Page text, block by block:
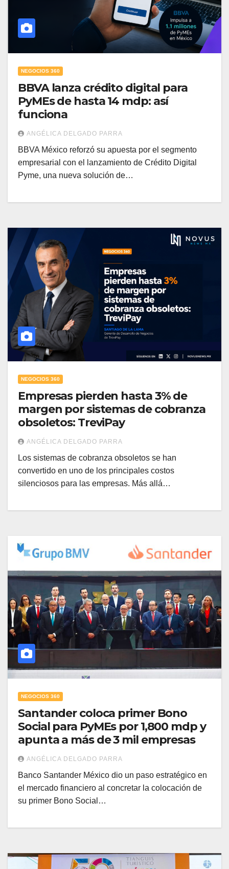
NEGOCIOS 360
BBVA lanza crédito digital para
PyMEs de hasta 14 mdp: así
funciona
ANGÉLICA DELGADO PARRA
BBVA México reforzó su apuesta por el segmento
empresarial con el lanzamiento de Crédito Digital
Pyme, una nueva solución de…
NEGOCIOS 360
Empresas pierden hasta 3% de
margen por sistemas de cobranza
obsoletos: TreviPay
ANGÉLICA DELGADO PARRA
Los sistemas de cobranza obsoletos se han
convertido en uno de los principales costos
silenciosos para las empresas. Más allá…
NEGOCIOS 360
Santander coloca primer Bono
Social para PyMEs por 1,800 mdp y
apunta a más de 3 mil empresas
ANGÉLICA DELGADO PARRA
Banco Santander México dio un paso estratégico en
el mercado financiero al concretar la colocación de
su primer Bono Social…